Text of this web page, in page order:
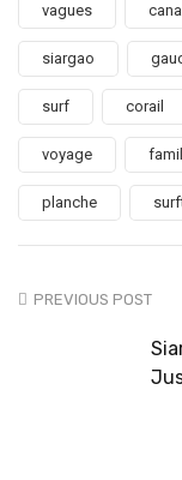
vagues
siargao
surf corail
voyage
planche
PREVIOUS POST